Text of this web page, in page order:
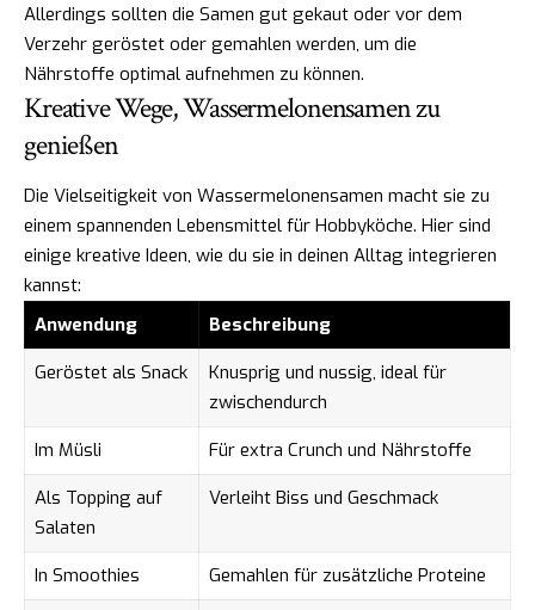
Allerdings sollten die Samen gut gekaut oder vor dem
Verzehr geröstet oder gemahlen werden, um die
Nährstoffe optimal aufnehmen zu können.
Kreative Wege, Wassermelonensamen zu
genießen
Die Vielseitigkeit von Wassermelonensamen macht sie zu
einem spannenden Lebensmittel für Hobbyköche. Hier sind
einige kreative Ideen, wie du sie in deinen Alltag integrieren
kannst:
Anwendung
Beschreibung
Geröstet als Snack
Knusprig und nussig, ideal für
zwischendurch
Im Müsli
Für extra Crunch und Nährstoffe
Als Topping auf
Salaten
Verleiht Biss und Geschmack
In Smoothies
Gemahlen für zusätzliche Proteine